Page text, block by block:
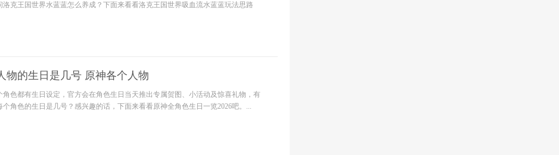
洛克王国世界水蓝蓝怎么养成？下面来看看洛克王国世界吸血流水蓝蓝玩法思路
物的生日是几号 原神各个人物
角色都有生日设定，官方会在角色生日当天推出专属贺图、小活动及惊喜礼物，有
个角色的生日是几号？感兴趣的话，下面来看看原神全角色生日一览2026吧。...